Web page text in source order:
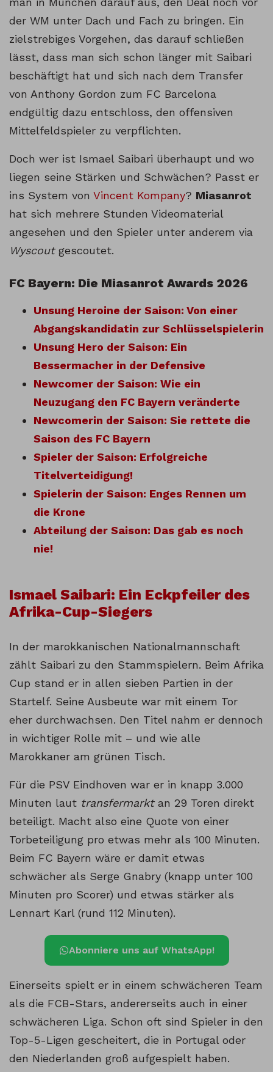
der WM unter Dach und Fach zu bringen. Ein
zielstrebiges Vorgehen, das darauf schließen
lässt, dass man sich schon länger mit Saibari
beschäftigt hat und sich nach dem Transfer
von Anthony Gordon zum FC Barcelona
endgültig dazu entschloss, den offensiven
Mittelfeldspieler zu verpflichten.
Doch wer ist Ismael Saibari überhaupt und wo
liegen seine Stärken und Schwächen? Passt er
ins System von Vincent Kompany? Miasanrot
hat sich mehrere Stunden Videomaterial
angesehen und den Spieler unter anderem via
Wyscoutgescoutet.
FC Bayern: Die Miasanrot Awards 2026
Unsung Heroine der Saison: Von einer
Abgangskandidatin zur Schlüsselspielerin
Unsung Hero der Saison: Ein
Bessermacher in der Defensive
Newcomer der Saison: Wie ein
Neuzugang den FC Bayern veränderte
Newcomerin der Saison: Sie rettete die
Saison des FC Bayern
Spieler der Saison: Erfolgreiche
Titelverteidigung!
Spielerin der Saison: Enges Rennen um
die Krone
Abteilung der Saison: Das gab es noch
nie!
Ismael Saibari: Ein Eckpfeiler des
Afrika-Cup-Siegers
In der marokkanischen Nationalmannschaft
zählt Saibari zu den Stammspielern. Beim Afrika
Cup stand er in allen sieben Partien in der
Startelf. Seine Ausbeute war mit einem Tor
eher durchwachsen. Den Titel nahm er dennoch
in wichtiger Rolle mit – und wie alle
Marokkaner am grünen Tisch.
Für die PSV Eindhoven war er in knapp 3.000
Minuten laut transfermarktan 29 Toren direkt
beteiligt. Macht also eine Quote von einer
Torbeteiligung pro etwas mehr als 100 Minuten.
Beim FC Bayern wäre er damit etwas
schwächer als Serge Gnabry (knapp unter 100
Minuten pro Scorer) und etwas stärker als
Lennart Karl (rund 112 Minuten).
Abonniere uns auf WhatsApp!
Einerseits spielt er in einem schwächeren Team
als die FCB-Stars, andererseits auch in einer
schwächeren Liga. Schon oft sind Spieler in den
Top-5-Ligen gescheitert, die in Portugal oder
den Niederlanden groß aufgespielt haben.